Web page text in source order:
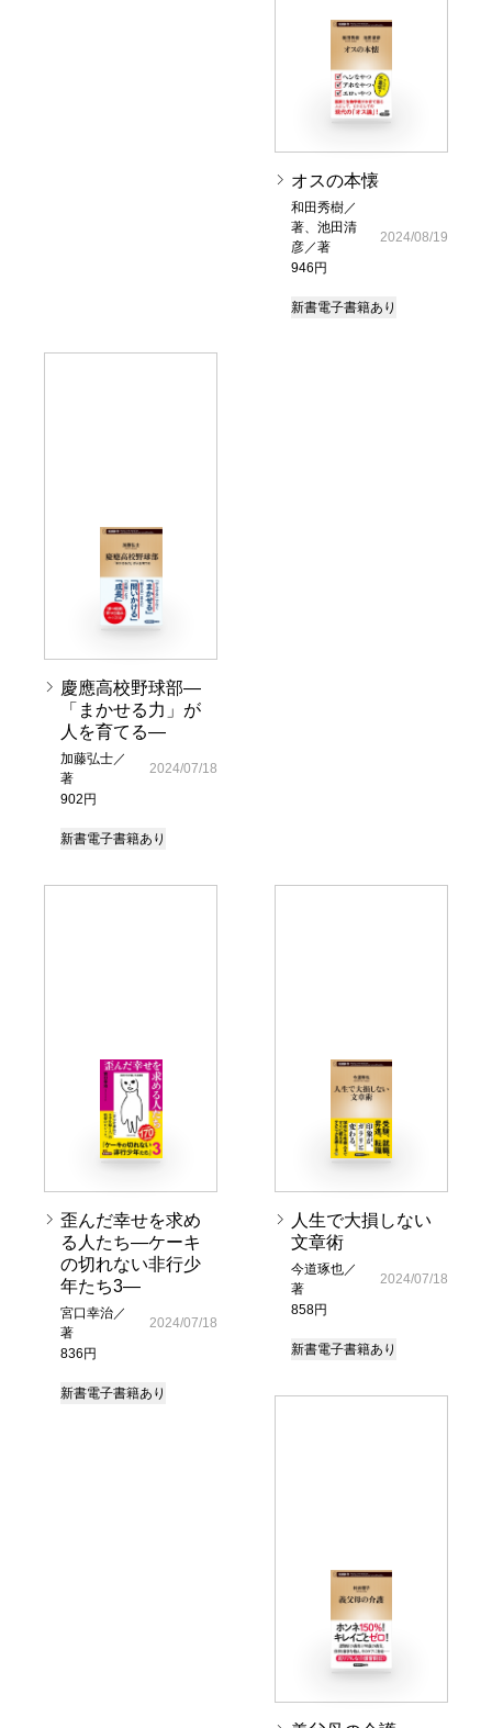
オスの本懐
和田秀樹／
著、池田清
彦／著
946円
2024/08/19
新書電子書籍あり
慶應高校野球部―
「まかせる力」が
人を育てる―
加藤弘士／
著
902円
2024/07/18
新書電子書籍あり
歪んだ幸せを求め
る人たち―ケーキ
の切れない非行少
年たち3―
宮口幸治／
著
836円
2024/07/18
新書電子書籍あり
人生で大損しない
文章術
今道琢也／
著
858円
2024/07/18
新書電子書籍あり